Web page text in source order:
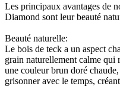
Les principaux avantages de
Diamond sont leur beauté
Beauté naturelle:
Le bois de teck a un aspect
grain naturellement calme qui
une couleur brun doré
grisonner avec le temps,